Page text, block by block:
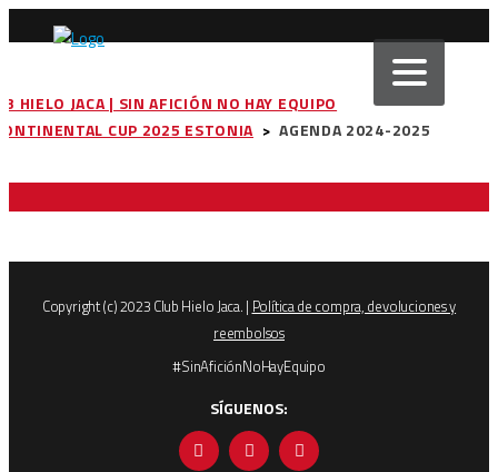
HIELO JACA | SIN AFICIÓN NO HAY EQUIPO
CUP 2025 ESTONIA > AGENDA 2024-2025
Copyright (c) 2023 Club Hielo Jaca. | Política de compra, devoluciones y
reembolsos
#SinAficiónNoHayEquipo
SÍGUENOS: